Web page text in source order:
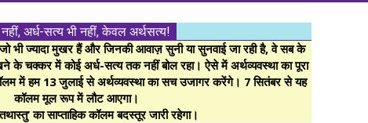
अर्ध-सत्य भी नहीं, केवल अर्थसत्य!
भी ज्यादा मुखर हैं और जिनकी आवाज़ सुनी या सुनवाई जा रही है, वे सब के
चक्कर में कोई अर्ध-सत्य तक नहीं बोल रहा। ऐसे में अर्थव्यवस्था का पूरा
में हम 13 जुलाई से अर्थव्यवस्था का सच उजागर करेंगे। 7 सितंबर से यह
कॉलम मूल रूप में लौट आएगा।
का साप्ताहिक कॉलम बदस्तूर जारी रहेगा।